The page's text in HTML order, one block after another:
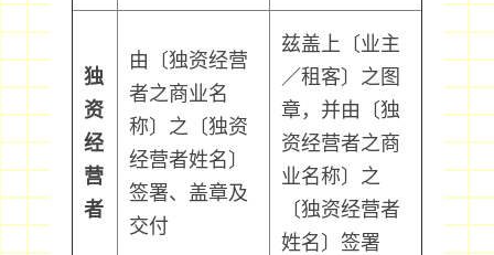
独
资
经
营
者
由〔独资经营
者之商业名
称〕之〔独资
经营者姓名〕
签署、盖章及
交付
兹盖上〔业主
／租客〕之图
章，并由〔独
资经营者之商
业名称〕之
〔独资经营者
姓名〕签署